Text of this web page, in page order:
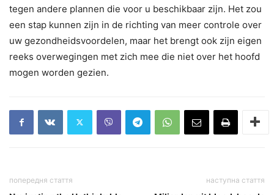
tegen andere plannen die voor u beschikbaar zijn. Het zou
een stap kunnen zijn in de richting van meer controle over
uw gezondheidsvoordelen, maar het brengt ook zijn eigen
reeks overwegingen met zich mee die niet over het hoofd
mogen worden gezien.
попередня стаття наступна стаття